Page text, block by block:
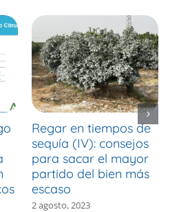
Regar en tiempos de
sequía (IV): consejos
para sacar el mayor
partido del bien más
escaso
2 agosto, 2023